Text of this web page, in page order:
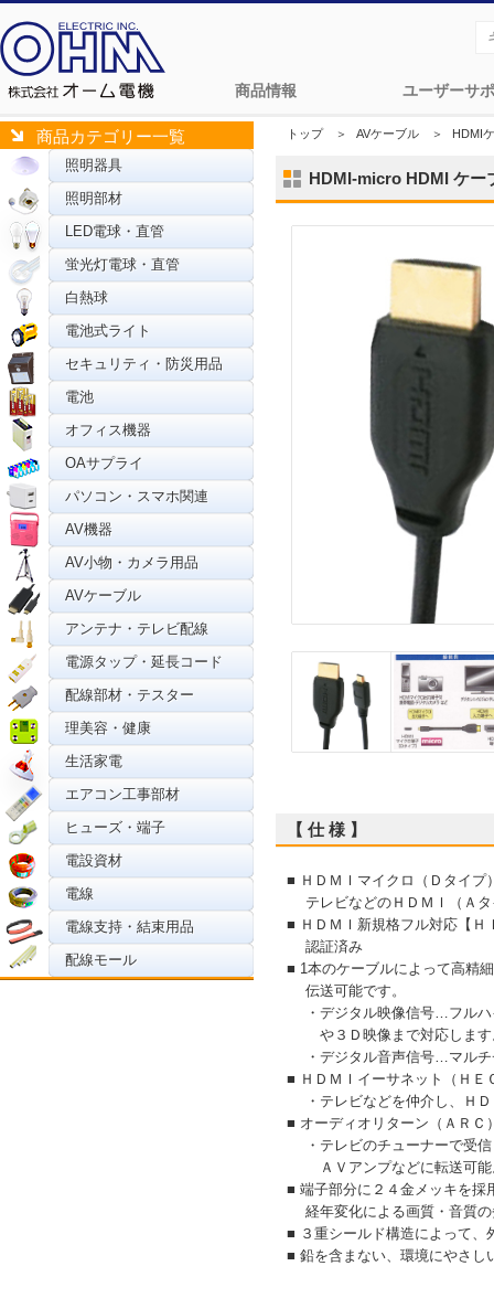
商品情報 ユーザーサ
商品カテゴリー一覧
照明器具
照明部材
LED電球・直管
蛍光灯電球・直管
白熱球
電池式ライト
セキュリティ・防災用品
電池
オフィス機器
OAサプライ
パソコン・スマホ関連
AV機器
AV小物・カメラ用品
AVケーブル
アンテナ・テレビ配線
電源タップ・延長コード
配線部材・テスター
理美容・健康
生活家電
エアコン工事部材
ヒューズ・端子
電設資材
電線
電線支持・結束用品
配線モール
トップ＞ AVケーブル ＞ HDMI
HDMI-micro HDMI ケー
【 仕 様 】
■ ＨＤＭＩマイクロ（Ｄタイプ
テレビなどのＨＤＭＩ（Ａタ
■ ＨＤＭＩ新規格フル対応【
認証済み
■ 1本のケーブルによって高精
伝送可能です。
・デジタル映像信号…フルハ
や３Ｄ映像まで対応します
・デジタル音声信号…マルチ
■ ＨＤＭＩイーサネット（ＨＥ
・テレビなどを仲介し、ＨＤ
■ オーディオリターン（ＡＲＣ
・テレビのチューナーで受信
ＡＶアンプなどに転送可能
■ 端子部分に２４金メッキを採
経年変化による画質・音質の
■ ３重シールド構造によって、
■ 鉛を含まない、環境にやさし